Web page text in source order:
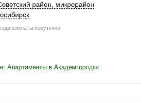
район , микрорайон
комнаты посуточно
Апартаменты в Академгородке